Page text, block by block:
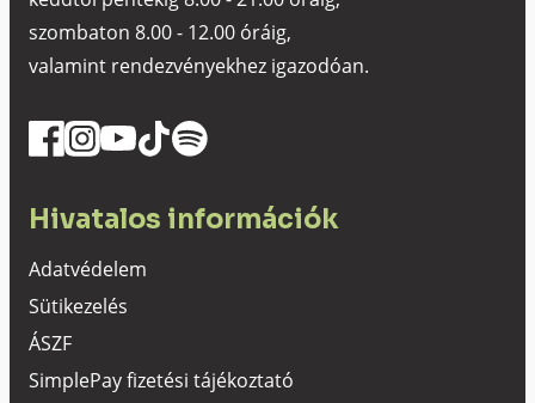
szombaton 8.00 - 12.00 óráig,
valamint rendezvényekhez igazodóan.
Hivatalos információk
Adatvédelem
Sütikezelés
ÁSZF
SimplePay fizetési tájékoztató